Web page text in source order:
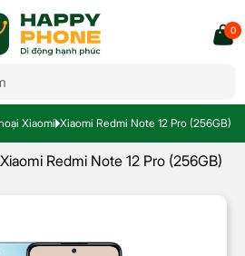
0
Xiaomi Xiaomi Redmi Note 12 Pro (256GB)
Redmi Note 12 Pro (256GB)